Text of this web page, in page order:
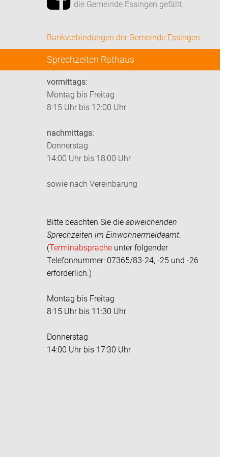
die Gemeinde Essingen gefällt.
Bankverbindungen der Gemeinde Essingen
Sprechzeiten Rathaus
vormittags:
Montag bis Freitag
8:15 Uhr bis 12:00 Uhr
nachmittags:
Donnerstag
14:00 Uhr bis 18:00 Uhr
sowie nach Vereinbarung
Bitte beachten Sie die abweichenden
Sprechzeiten im Einwohnermeldeamt:
(Terminabsprache unter folgender
Telefonnummer: 07365/83-24, -25 und -26
erforderlich.)
Montag bis Freitag
8:15 Uhr bis 11:30 Uhr
Donnerstag
14:00 Uhr bis 17:30 Uhr